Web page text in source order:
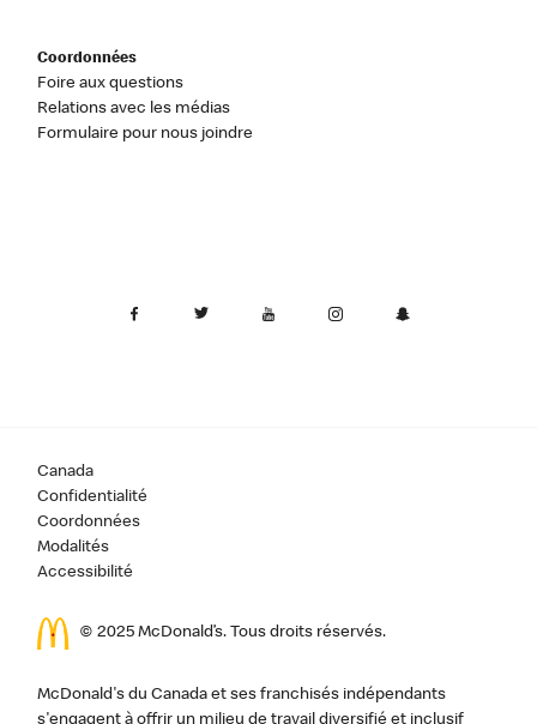
Coordonnées
Foire aux questions
Relations avec les médias
Formulaire pour nous joindre
Canada
Confidentialité
Coordonnées
Modalités
Accessibilité
© 2025 McDonald’s. Tous droits réservés.
McDonald's du Canada et ses franchisés indépendants
s'engagent à offrir un milieu de travail diversifié et inclusif